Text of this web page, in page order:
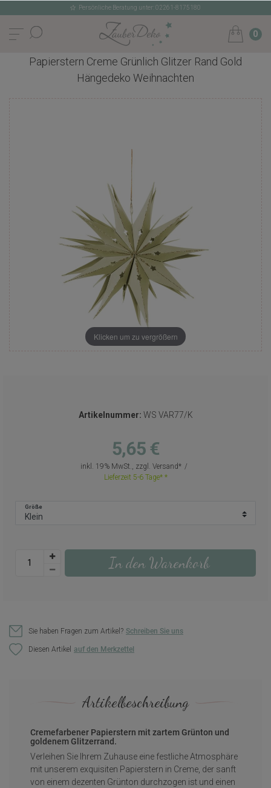
Persönliche Beratung unter: 02261-8175180
0
Papierstern Creme Grünlich Glitzer Rand Gold
Hängedeko Weihnachten
Klicken um zu vergrößern
Artikelnummer: WS VAR77/K
5,65 €
inkl. 19% MwSt., zzgl. Versand
Lieferzeit 5-6 Tage*
Größe
In den Warenkorb
Sie haben Fragen zum Artikel? Schreiben Sie uns
Diesen Artikel
Artikelbeschreibung
Cremefarbener Papierstern mit zartem Grünton und
goldenem Glitzerrand.
Verleihen Sie Ihrem Zuhause eine festliche Atmosphäre
mit unserem exquisiten Papierstern in Creme, der sanft
von einem dezenten Grünton durchzogen ist und einen